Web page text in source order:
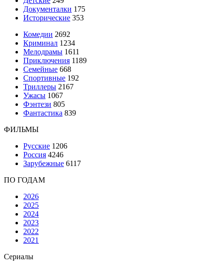
Документалки 175
Исторические 353
Комедии 2692
Криминал 1234
Мелодрамы 1611
Приключения 1189
Семейные 668
Спортивные 192
Триллеры 2167
Ужасы 1067
Фэнтези 805
Фантастика 839
ФИЛЬМЫ
Русские 1206
Россия 4246
Зарубежные 6117
ПО ГОДАМ
2026
2025
2024
2023
2022
2021
Сериалы